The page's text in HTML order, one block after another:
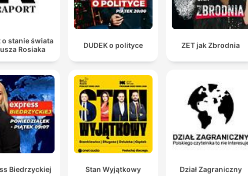
per capire il mondo che cambia
con i fatti, senza fake news. Le
musiche sono su licenza
o stanie świata
Rosiaka
DUDEK o polityce ZET jak Zbrodnia
Biedrzyckiej Stan Wyjątkowy Dział Zagraniczny